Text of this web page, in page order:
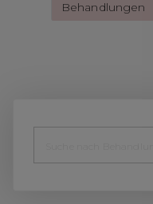
Behandlungen